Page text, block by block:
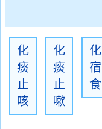
化
痰
止
咳
化
痰
止
嗽
化
宿
食